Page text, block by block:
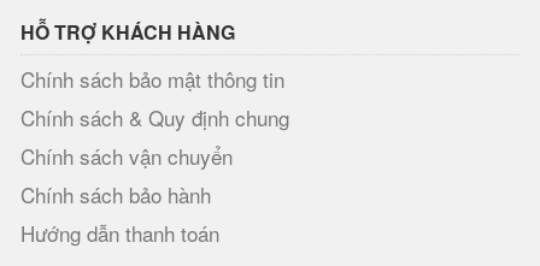
HỖ TRỢ KHÁCH HÀNG
Chính sách bảo mật thông tin
Chính sách & Quy định chung
Chính sách vận chuyển
Chính sách bảo hành
Hướng dẫn thanh toán